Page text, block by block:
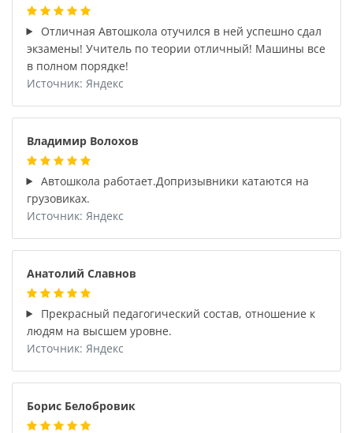
Отличная Автошкола отучился в ней успешно сдал
экзамены! Учитель по теории отличный! Машины все
в полном порядке!
Источник: Яндекс
Владимир Волохов
Автошкола работает.Допризывники катаются на
грузовиках.
Источник: Яндекс
Анатолий Славнов
Прекрасный педагогический состав, отношение к
людям на высшем уровне.
Источник: Яндекс
Борис Белобровик